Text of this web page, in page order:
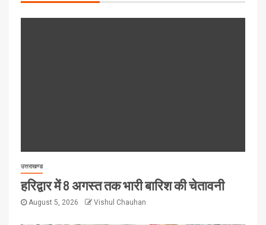
उत्तराखण्ड
हरिद्वार में 8 अगस्त तक भारी बारिश की चेतावनी
August 5, 2026 Vishul Chauhan